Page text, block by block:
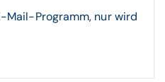
Mail-Programm, nur wird